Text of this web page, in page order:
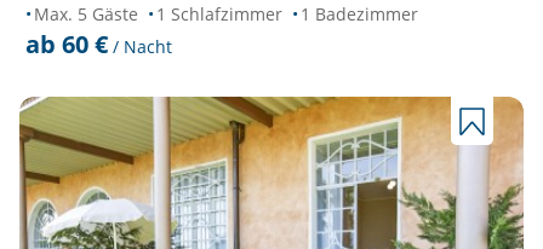
Max. 5 Gäste 1 Schlafzimmer 1 Badezimmer
ab 60 € / Nacht